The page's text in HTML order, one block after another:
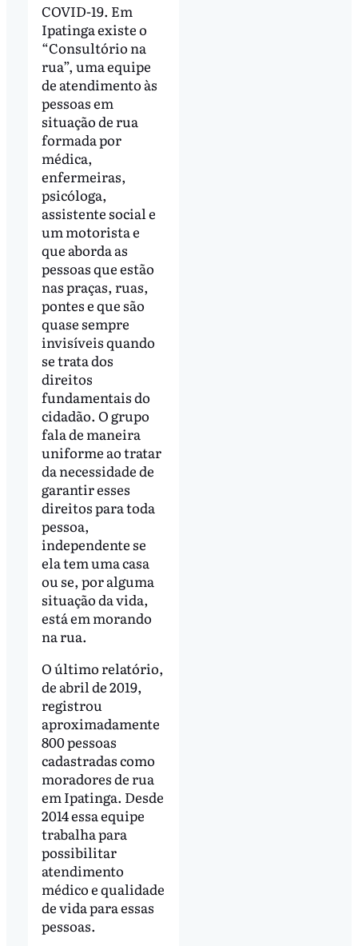
COVID-19. Em
Ipatinga existe o
“Consultório na
rua”, uma equipe
de atendimento às
pessoas em
situação de rua
formada por
médica,
enfermeiras,
psicóloga,
assistente social e
um motorista e
que aborda as
pessoas que estão
nas praças, ruas,
pontes e que são
quase sempre
invisíveis quando
se trata dos
direitos
fundamentais do
cidadão. O grupo
fala de maneira
uniforme ao tratar
da necessidade de
garantir esses
direitos para toda
pessoa,
independente se
ela tem uma casa
ou se, por alguma
situação da vida,
está em morando
na rua.
O último relatório,
de abril de 2019,
registrou
aproximadamente
800 pessoas
cadastradas como
moradores de rua
em Ipatinga. Desde
2014 essa equipe
trabalha para
possibilitar
atendimento
médico e qualidade
de vida para essas
pessoas.